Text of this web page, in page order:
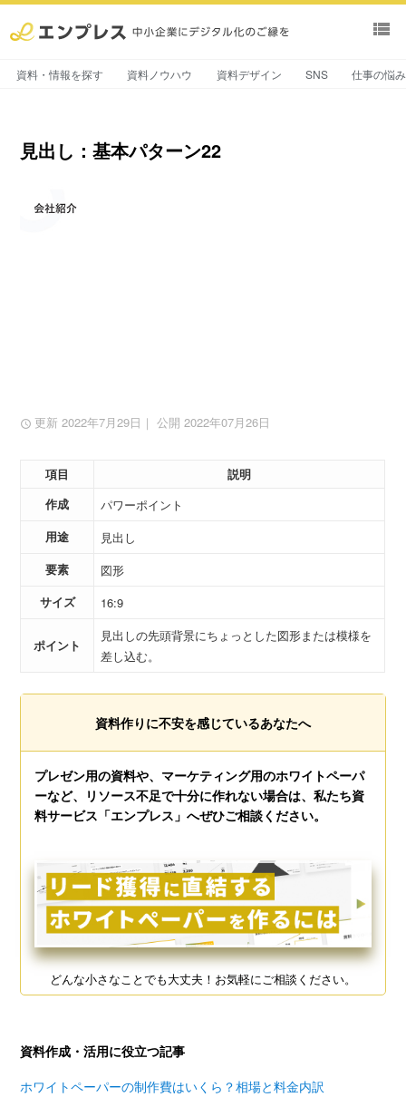
view_list
資料・情報を探す 資料ノウハウ 資料デザイン SNS 仕事の悩
見出し：基本パターン22
更新 2022年7月29日 ｜ 公開 2022年07月26日
項目
説明
作成
パワーポイント
用途
見出し
要素
図形
サイズ
16:9
ポイント
見出しの先頭背景にちょっとした図形または模様を
差し込む。
資料作りに不安を感じているあなたへ
プレゼン用の資料や、マーケティング用のホワイトペーパ
ーなど、リソース不足で十分に作れない場合は、私たち資
料サービス「エンプレス」へぜひご相談ください。
どんな小さなことでも大丈夫！お気軽にご相談ください。
資料作成・活用に役立つ記事
ホワイトペーパーの制作費はいくら？相場と料金内訳